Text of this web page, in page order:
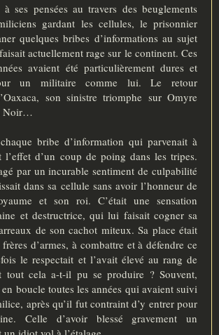
à ses pensées au travers des beuglements
gardant les cellules, le prisonnier
quelques bribes d’informations au sujet
actuellement rage sur le continent. Ces
avaient été particulièrement dures et
un militaire comme lui. Le retour
son sinistre triomphe sur Omyre
Noir…
bribe d’information qui parvenait à
l’effet d’un coup de poing dans les tripes.
par un incurable sentiment de culpabilité
dans sa cellule sans avoir l’honneur de
et son roi. C’était une sensation
et destructrice, qui lui faisait cogner sa
de son cachot miteux. Sa place était
d’armes, à combattre et à défendre ce
le respectait et l’avait élevé au rang de
tout cela a-t-il pu se produire ? Souvent,
boucle toutes les années qui avaient suivi
après qu’il fut contraint d’y entrer pour
Celle d’avoir blessé gravement un